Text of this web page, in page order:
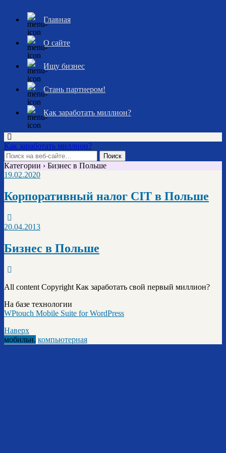
Главная
О сайте
Ищу бизнес
Стань партнером!
Как заработать миллион?
Как заработать миллион?
Категории › Бизнес в Польше
19.02.2020
Корпоративный налог CIT в Польше
20.04.2013
Бизнес в Польше
All content Copyright Как заработать свой первый миллион?
На базе технологии
WPtouch Mobile Suite for WordPress
Наверх
мобильн. компьютерная